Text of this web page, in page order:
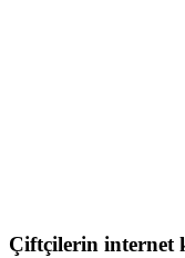
Çiftçilerin internet